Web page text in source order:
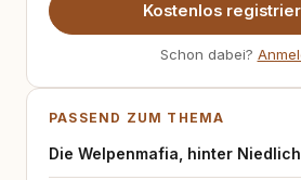
Kostenlos
Schon dabei?
PASSEND ZUM THEMA
Die Welpenmafia, hinter